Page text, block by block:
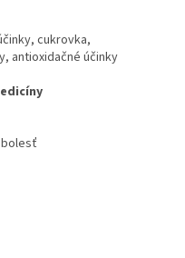
cukrovka,
antioxidačné účinky